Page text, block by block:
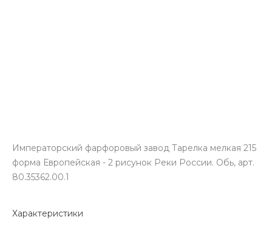
Императорский фарфоровый завод Тарелка мелкая 215
форма Европейская - 2 рисунок Реки России. Обь, арт.
80.35362.00.1
Характеристики